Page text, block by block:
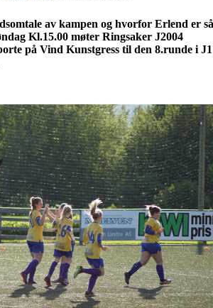
av kampen og hvorfor Erlend er så
Kl.15.00 møter Ringsaker J2004
på Vind Kunstgress til den 8.runde i